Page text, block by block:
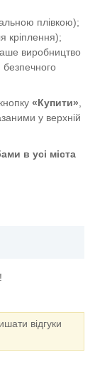
плівкою);
кріплення);
виробництво
безпечного
«Купити»
у верхній
в усі міста
відгуки